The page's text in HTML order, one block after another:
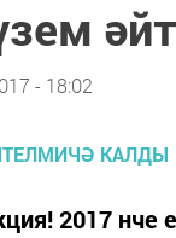
- 18:02
2017 нче